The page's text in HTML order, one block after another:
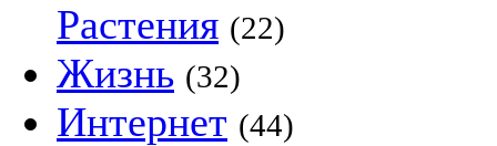
Растения (22)
Жизнь (32)
Интернет (44)